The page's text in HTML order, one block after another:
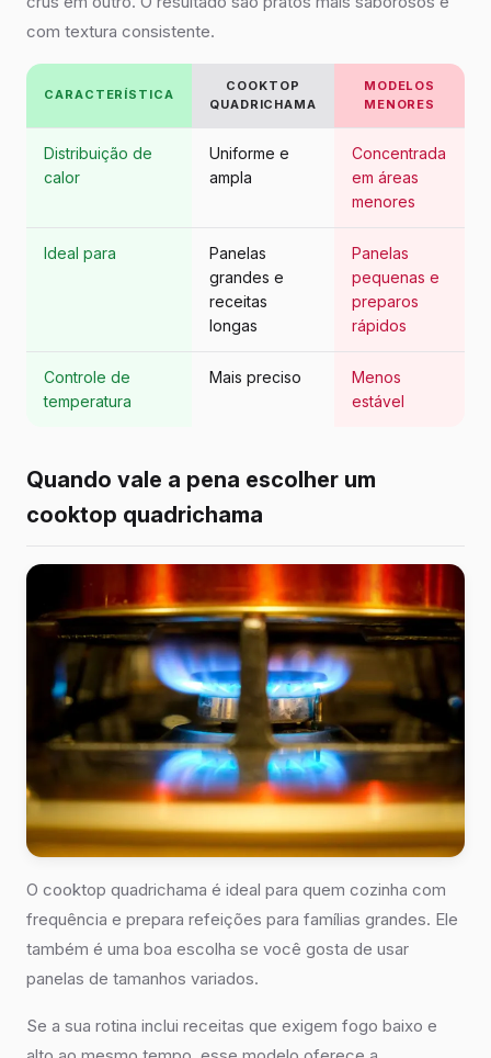
com textura consistente.
CARACTERÍSTICA
COOKTOP
QUADRICHAMA
MODELOS
MENORES
Distribuição de
calor
Uniforme e
ampla
Concentrada
em áreas
menores
Ideal para
Panelas
grandes e
receitas
longas
Panelas
pequenas e
preparos
rápidos
Controle de
temperatura
Mais preciso
Menos
estável
Quando vale a pena escolher um
cooktop quadrichama
O cooktop quadrichama é ideal para quem cozinha com
frequência e prepara refeições para famílias grandes. Ele
também é uma boa escolha se você gosta de usar
panelas de tamanhos variados.
Se a sua rotina inclui receitas que exigem fogo baixo e